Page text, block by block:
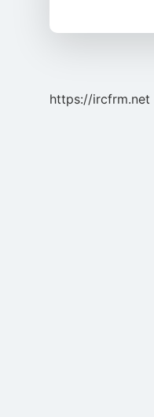
https://ircfrm.net